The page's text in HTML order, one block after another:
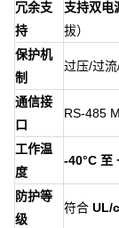
冗余支
持
支持双电
拔）
保护机
制
过压/过
通信接
口
RS-485
工作温
度
-40°C 至
防护等
级
符合 UL/